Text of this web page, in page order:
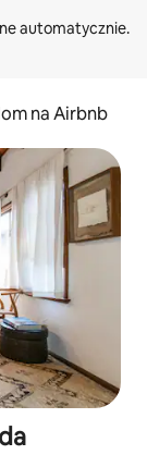
na Airbnb